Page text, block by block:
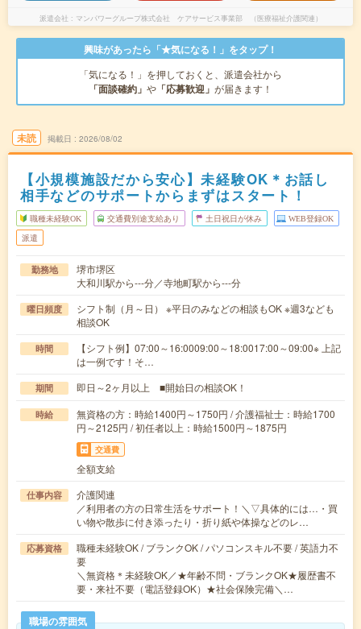
派遣会社 マンパワーグループ株式会社 ケアサービス事業部 （医療福祉介護関連）
興味があったら「★気になる！」をタップ！
「気になる！」を押しておくと、派遣会社から
「面談確約」 や 「応募歓迎」 が届きます！
未読 掲載日 2026/08/02
【小規模施設だから安心】未経験OK＊お話し
相手などのサポートからまずはスタート！
職種未経験OK 交通費別途支給あり 土日祝日が休み WEB登録OK
派遣
勤務地
堺市堺区
大和川駅から---分／寺地町駅から---分
曜日頻度
シフト制（月～日） ※平日のみなどの相談もOK ※週3なども
相談OK
時間
【シフト例】07:00～16:0009:00～18:0017:00～09:00※ 上記
は一例です！そ…
期間 即日～2ヶ月以上 ■開始日の相談OK！
時給
無資格の方：時給1400円～1750円 / 介護福祉士：時給1700
円～2125円 / 初任者以上：時給1500円～1875円
交通費
全額支給
仕事内容
介護関連
／利用者の方の日常生活をサポート！＼▽具体的には…・買
い物や散歩に付き添ったり・折り紙や体操などのレ…
応募資格
職種未経験OK / ブランクOK / パソコンスキル不要 / 英語力不
要
＼無資格＊未経験OK／★年齢不問・ブランクOK★履歴書不
要・来社不要（電話登録OK）★社会保険完備＼…
職場の雰囲気